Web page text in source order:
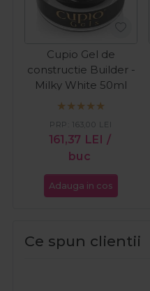
Cupio Gel de
constructie Builder -
Milky White 50ml
161,37 LEI /
buc
PRP: 163,00 LEI
Adauga in cos
Ce spun clientii